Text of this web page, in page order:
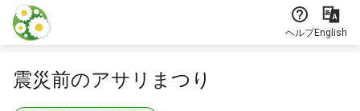
本文に飛ぶ
ヘルプEnglish
震災前のアサリまつり